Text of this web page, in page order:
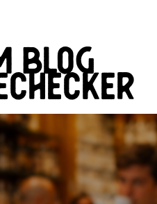
blog